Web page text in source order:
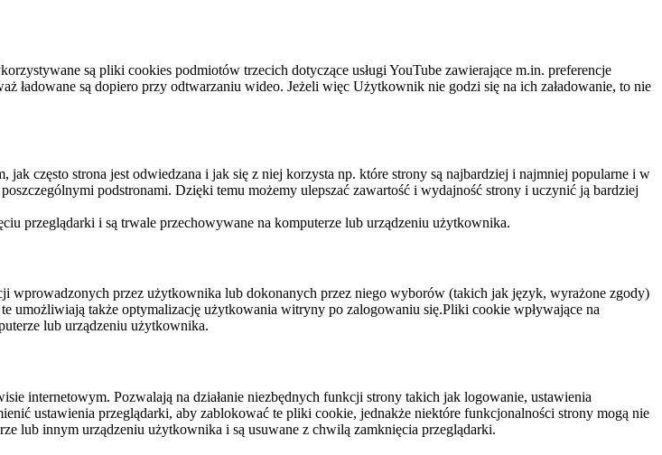
są pliki cookies podmiotów trzecich dotyczące usługi YouTube zawierające m.in. preferencje
są dopiero przy odtwarzaniu wideo. Jeżeli więc Użytkownik nie godzi się na ich załadowanie, to nie
często strona jest odwiedzana i jak się z niej korzysta np. które strony są najbardziej i najmniej popularne i w
podstronami. Dzięki temu możemy ulepszać zawartość i wydajność strony i uczynić ją bardziej
przeglądarki i są trwale przechowywane na komputerze lub urządzeniu użytkownika.
przez użytkownika lub dokonanych przez niego wyborów (takich jak język, wyrażone zgody)
umożliwiają także optymalizację użytkowania witryny po zalogowaniu się.Pliki cookie wpływające na
lub urządzeniu użytkownika.
internetowym. Pozwalają na działanie niezbędnych funkcji strony takich jak logowanie, ustawienia
ustawienia przeglądarki, aby zablokować te pliki cookie, jednakże niektóre funkcjonalności strony mogą nie
lub innym urządzeniu użytkownika i są usuwane z chwilą zamknięcia przeglądarki.